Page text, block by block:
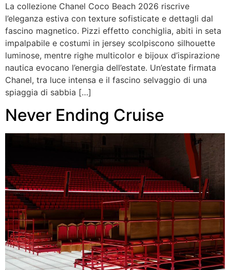
La collezione Chanel Coco Beach 2026 riscrive
l’eleganza estiva con texture sofisticate e dettagli dal
fascino magnetico. Pizzi effetto conchiglia, abiti in seta
impalpabile e costumi in jersey scolpiscono silhouette
luminose, mentre righe multicolor e bijoux d’ispirazione
nautica evocano l’energia dell’estate. Un’estate firmata
Chanel, tra luce intensa e il fascino selvaggio di una
spiaggia di sabbia […]
Never Ending Cruise